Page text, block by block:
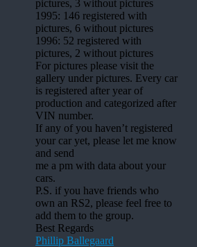
pictures, 3 without pictures
1995: 146 registered with
pictures, 6 without pictures
1996: 52 registered with
pictures, 2 without pictures
For pictures please visit the
gallery under pictures. Every car
is registered after year of
production and categorized after
VIN number.
If any of you haven’t registered
your car yet, please let me know
and send
me a pm with data about your
cars.
P.S. if you have friends who
own an RS2, please feel free to
add them to the group.
Best Regards
Phillip Ballegaard